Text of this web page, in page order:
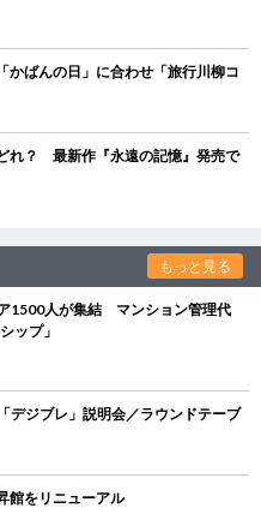
ばんの日」に合わせ「旅行川柳コ
れ？ 最新作『永遠の記憶』発売で
もっと見る
1500人が集結 マンション管理代
ップ」
ジブレ」説明会／ラウンドテーブ
館をリニューアル